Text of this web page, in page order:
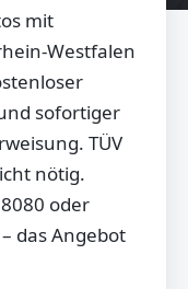
mit
Westfalen
sofortiger
TÜV
nötig.
oder
das Angebot